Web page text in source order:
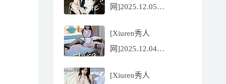
网]2025.12.05
nienie[60P/642.39MB]
[Xiuren秀人
网]2025.12.04
Flora[81P/832.27MB]
[Xiuren秀人